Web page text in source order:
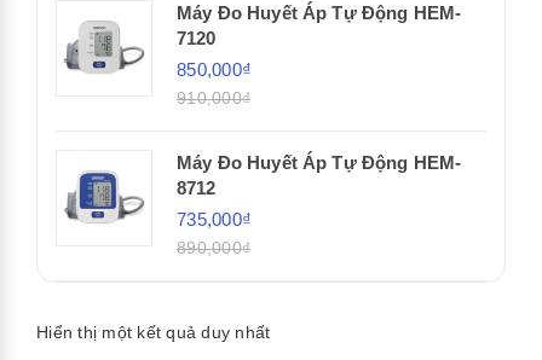
Máy Đo Huyết Áp Tự Động HEM-
7120
850,000₫
910,000₫
Máy Đo Huyết Áp Tự Động HEM-
8712
735,000₫
890,000₫
Hiển thị một kết quả duy nhất